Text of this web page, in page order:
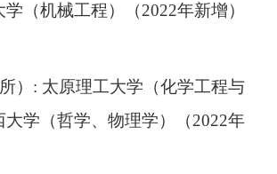
（机械工程）（2022年新增）
）: 太原理工大学（化学工程与
大学（哲学、物理学）（2022年